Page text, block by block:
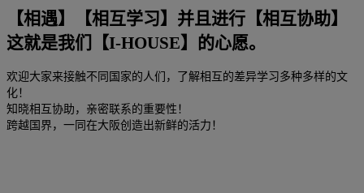
【相遇】【相互学习】并且进行【相互协助】
这就是我们【I-HOUSE】的心愿。
欢迎大家来接触不同国家的人们，了解相互的差异学习多种多样的文
化！
知晓相互协助，亲密联系的重要性！
跨越国界，一同在大阪创造出新鲜的活力！